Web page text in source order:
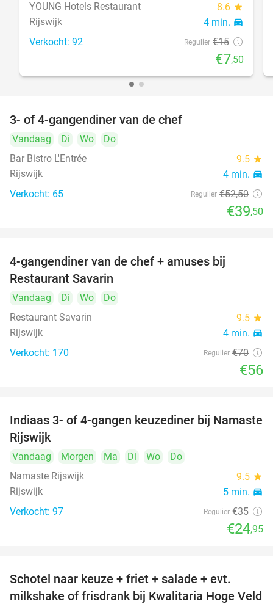
YOUNG Hotels Restaurant
8.6 star
Rijswijk 4 min. directions_car
Verkocht: 92 Regulier €15
€7,50
3- of 4-gangendiner van de chef
Vandaag Di Wo
Do
Bar Bistro L'Entrée
9.5 star
Rijswijk 4 min. directions_car
Verkocht: 65 Regulier €52,50
€39,50
4-gangendiner van de chef + amuses bij
Restaurant Savarin
Vandaag Di Wo
Do
Restaurant Savarin
9.5 star
Rijswijk 4 min. directions_car
Verkocht: 170 Regulier €70
€56
29%
Indiaas 3- of 4-gangen keuzediner bij Namaste
Rijswijk
Vandaag Morgen Ma Di Wo
Do
Namaste Rijswijk
9.5 star
Rijswijk 5 min. directions_car
Verkocht: 97 Regulier €35
€24,95
Schotel naar keuze + friet + salade + evt.
milkshake of frisdrank bij Kwalitaria Hoge Veld